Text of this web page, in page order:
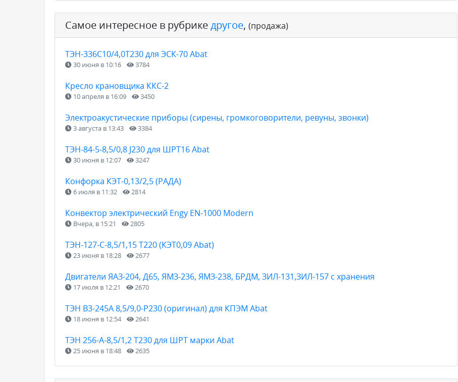
Самое интересное в рубрикедругое, (продажа)
ТЭН-336С10/4,0Т230 для ЭСК-70 Abat
30 июня в 10:16 3784
Кресло крановщика ККС-2
10 апреля в 16:09 3450
Электроакустические приборы (сирены, громкоговорители, ревуны, звонки)
3 августа в 13:43 3384
ТЭН-84-5-8,5/0,8 J230 для ШРТ16 Abat
30 июня в 12:07 3247
Конфорка КЭТ-0,13/2,5 (РАДА)
6 июля в 11:32 2814
Конвектор электрический Engy EN-1000 Modern
Вчера, в 15:21 2805
ТЭН-127-С-8,5/1,15 Т220 (КЭТ0,09 Abat)
23 июня в 18:28 2677
Двигатели ЯАЗ-204, Д65, ЯМЗ-236, ЯМЗ-238, БРДМ, ЗИЛ-131,ЗИЛ-157 с хранения
17 июля в 12:21 2670
ТЭН B3-245A 8,5/9,0-P230 (оригинал) для КПЭМ Abat
18 июня в 12:54 2641
ТЭН 256-А-8,5/1,2 Т230 для ШРТ марки Abat
25 июня в 18:48 2635